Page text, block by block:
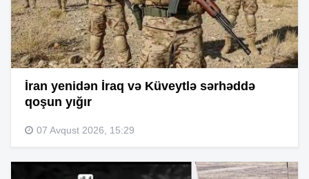
İran yenidən İraq və Küveytlə sərhəddə
qoşun yığır
07 Avqust 2026, 15:29